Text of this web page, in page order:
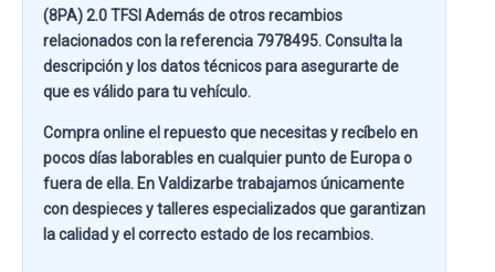
(8PA) 2.0 TFSI Además de otros recambios
relacionados con la referencia 7978495. Consulta la
descripción y los datos técnicos para asegurarte de
que es válido para tu vehículo.
Compra online el repuesto que necesitas y recíbelo en
pocos días laborables en cualquier punto de Europa o
fuera de ella. EnValdizarbetrabajamos únicamente
con despieces y talleres especializados que garantizan
la calidad y el correcto estado de los recambios.